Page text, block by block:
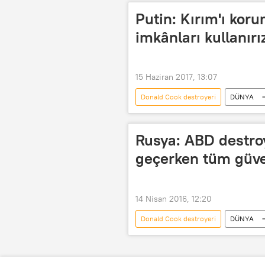
Putin: Kırım'ı
imkânları
15 Haziran 2017, 13:07
Donald Cook destroyeri DÜNYA
Küba
Karadeniz
Rusya: ABD
geçerken tüm
14 Nisan 2016, 12:20
Donald Cook destroyeri DÜNYA
Baltık Denizi
İgor Konaşenkov